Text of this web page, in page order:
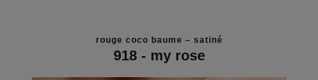
rouge coco baume – satiné
918 - my rose